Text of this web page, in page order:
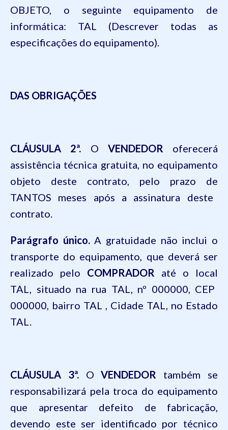
OBJETO, o seguinte equipamento de
informática: TAL (Descrever todas as
especificações do equipamento).
DAS OBRIGAÇÕES
CLÁUSULA 2ª. O VENDEDOR oferecerá
assistência técnica gratuita, no equipamento
objeto deste contrato, pelo prazo de
TANTOS meses após a assinatura deste
contrato.
Parágrafo único.A gratuidade não inclui o
transporte do equipamento, que deverá ser
realizado pelo COMPRADOR até o local
TAL, situado na rua TAL, nº 000000, CEP
000000, bairro TAL , Cidade TAL, no Estado
TAL.
CLÁUSULA 3ª. OVENDEDOR também se
responsabilizará pela troca do equipamento
que apresentar defeito de fabricação,
devendo este ser identificado por técnico